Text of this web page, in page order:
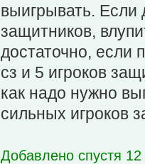
выигрывать. Если
защитников,
достаточно, если
сз и 5 игроков
как надо нужно
сильных игроков
Добавлено спустя